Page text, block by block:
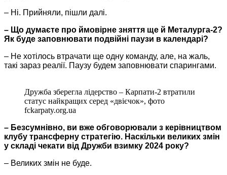
– Ні. Прийняли, пішли далі.
– Що думаєте про ймовірне зняття ще й Металурга-2?
Як буде заповнювати подвійні паузи в календарі?
– Не хотілось втрачати ще одну команду, але, на жаль,
такі зараз реалії. Паузу будем заповнювати спарингами.
Дружба зберегла лідерство ‒ Карпати-2 втратили
статус найкращих серед «двієчок», фото
fckarpaty.org.ua
– Безсумнівно, ви вже обговорювали з керівництвом
клубу трансферну стратегію. Наскільки великих змін
у складі чекати від Дружби взимку 2024 року?
– Великих змін не буде.